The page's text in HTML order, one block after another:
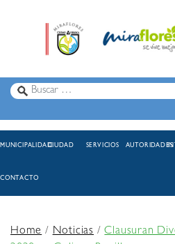
MUNICIPALIDADCIUDAD SERVICIOS AUTORIDADES
CONTACTO
Home/Noticias /Clausuran